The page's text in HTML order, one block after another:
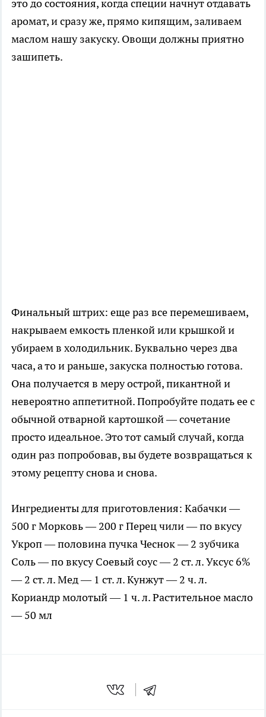
это до состояния, когда специи начнут отдавать
аромат, и сразу же, прямо кипящим, заливаем
маслом нашу закуску. Овощи должны приятно
зашипеть.
Финальный штрих: еще раз все перемешиваем,
накрываем емкость пленкой или крышкой и
убираем в холодильник. Буквально через два
часа, а то и раньше, закуска полностью готова.
Она получается в меру острой, пикантной и
невероятно аппетитной. Попробуйте подать ее с
обычной отварной картошкой — сочетание
просто идеальное. Это тот самый случай, когда
один раз попробовав, вы будете возвращаться к
этому рецепту снова и снова.
Ингредиенты для приготовления: Кабачки —
500 г Морковь — 200 г Перец чили — по вкусу
Укроп — половина пучка Чеснок — 2 зубчика
Соль — по вкусу Соевый соус — 2 ст. л. Уксус 6%
— 2 ст. л. Мед — 1 ст. л. Кунжут — 2 ч. л.
Кориандр молотый — 1 ч. л. Растительное масло
— 50 мл